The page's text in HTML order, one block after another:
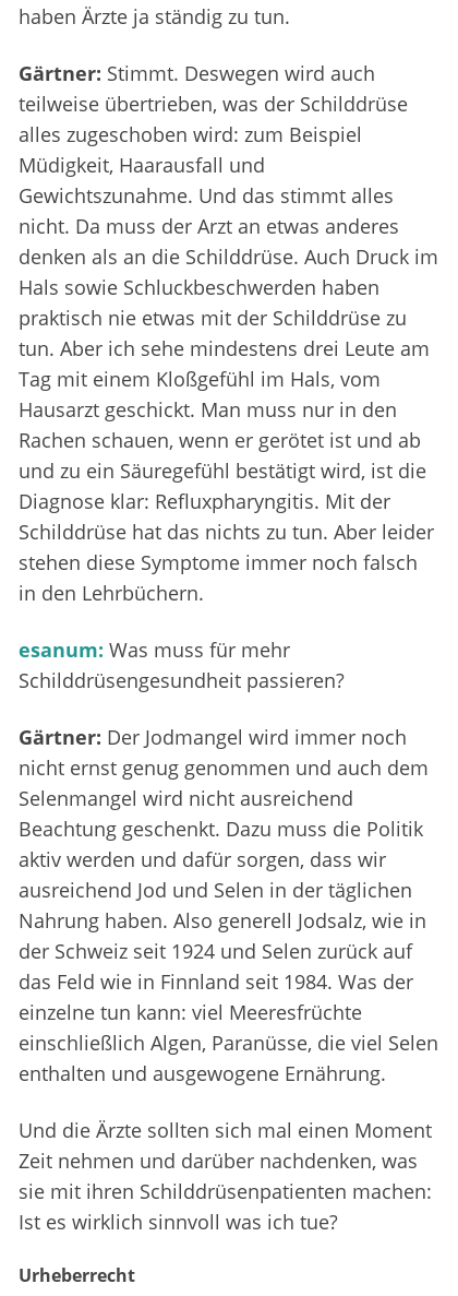
haben Ärzte ja ständig zu tun.
Gärtner: Stimmt. Deswegen wird auch
teilweise übertrieben, was der Schilddrüse
alles zugeschoben wird: zum Beispiel
Müdigkeit, Haarausfall und
Gewichtszunahme. Und das stimmt alles
nicht. Da muss der Arzt an etwas anderes
denken als an die Schilddrüse. Auch Druck im
Hals sowie Schluckbeschwerden haben
praktisch nie etwas mit der Schilddrüse zu
tun. Aber ich sehe mindestens drei Leute am
Tag mit einem Kloßgefühl im Hals, vom
Hausarzt geschickt. Man muss nur in den
Rachen schauen, wenn er gerötet ist und ab
und zu ein Säuregefühl bestätigt wird, ist die
Diagnose klar: Refluxpharyngitis. Mit der
Schilddrüse hat das nichts zu tun. Aber leider
stehen diese Symptome immer noch falsch
in den Lehrbüchern.
esanum: Was muss für mehr
Schilddrüsengesundheit passieren?
Gärtner: Der Jodmangel wird immer noch
nicht ernst genug genommen und auch dem
Selenmangel wird nicht ausreichend
Beachtung geschenkt. Dazu muss die Politik
aktiv werden und dafür sorgen, dass wir
ausreichend Jod und Selen in der täglichen
Nahrung haben. Also generell Jodsalz, wie in
der Schweiz seit 1924 und Selen zurück auf
das Feld wie in Finnland seit 1984. Was der
einzelne tun kann: viel Meeresfrüchte
einschließlich Algen, Paranüsse, die viel Selen
enthalten und ausgewogene Ernährung.
Und die Ärzte sollten sich mal einen Moment
Zeit nehmen und darüber nachdenken, was
sie mit ihren Schilddrüsenpatienten machen:
Ist es wirklich sinnvoll was ich tue?
Urheberrecht